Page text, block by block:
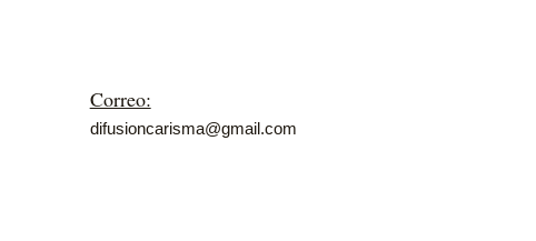
Correo:
difusioncarisma@gmail.com